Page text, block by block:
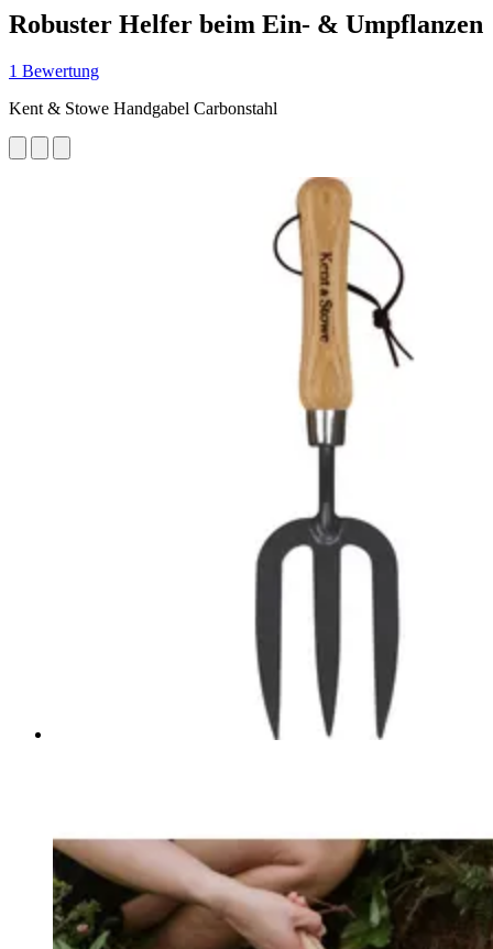
Robuster Helfer beim Ein- & Umpflanzen
1 Bewertung
Kent & Stowe Handgabel Carbonstahl